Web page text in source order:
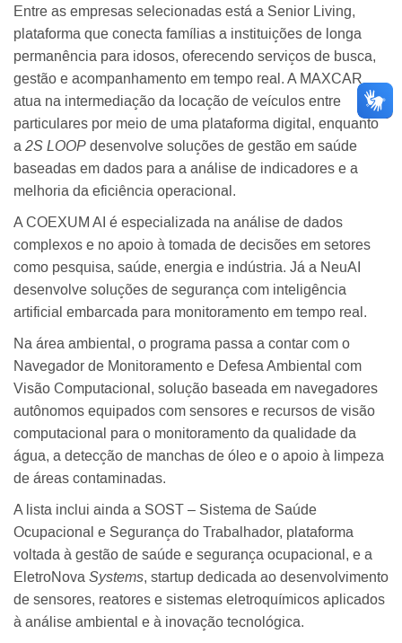
Entre as empresas selecionadas está a Senior Living,
plataforma que conecta famílias a instituições de longa
permanência para idosos, oferecendo serviços de busca,
gestão e acompanhamento em tempo real. A MAXCAR
atua na intermediação da locação de veículos entre
particulares por meio de uma plataforma digital, enquanto
a 2S LOOP desenvolve soluções de gestão em saúde
baseadas em dados para a análise de indicadores e a
melhoria da eficiência operacional.
A COEXUM AI é especializada na análise de dados
complexos e no apoio à tomada de decisões em setores
como pesquisa, saúde, energia e indústria. Já a NeuAI
desenvolve soluções de segurança com inteligência
artificial embarcada para monitoramento em tempo real.
Na área ambiental, o programa passa a contar com o
Navegador de Monitoramento e Defesa Ambiental com
Visão Computacional, solução baseada em navegadores
autônomos equipados com sensores e recursos de visão
computacional para o monitoramento da qualidade da
água, a detecção de manchas de óleo e o apoio à limpeza
de áreas contaminadas.
A lista inclui ainda a SOST – Sistema de Saúde
Ocupacional e Segurança do Trabalhador, plataforma
voltada à gestão de saúde e segurança ocupacional, e a
EletroNova Systems, startup dedicada ao desenvolvimento
de sensores, reatores e sistemas eletroquímicos aplicados
à análise ambiental e à inovação tecnológica.